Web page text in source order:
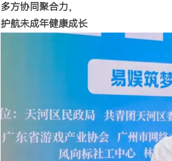
多方协同聚合力，
护航未成年健康成长